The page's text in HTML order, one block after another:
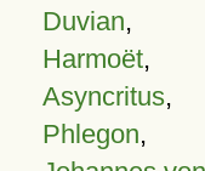
Duvian,
Harmoët,
Asyncritus,
Phlegon,